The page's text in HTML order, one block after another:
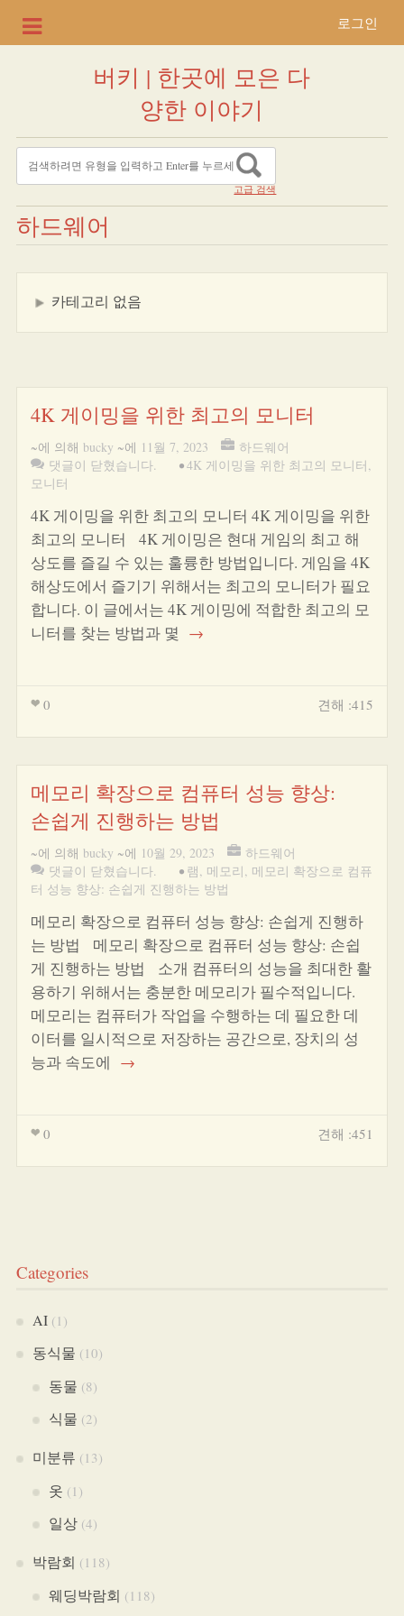
로그인
버키 | 한곳에 모은 다
양한 이야기
고급 검색
하드웨어
카테고리 없음
4K 게이밍을 위한 최고의 모니터
~에 의해 bucky ~에 11월 7, 2023
하드웨어
댓글이 닫혔습니다.
•4K 게이밍을 위한 최고의 모니터,
모니터
4K 게이밍을 위한 최고의 모니터 4K 게이밍을 위한
최고의 모니터 4K 게이밍은 현대 게임의 최고 해
상도를 즐길 수 있는 훌륭한 방법입니다. 게임을 4K
해상도에서 즐기기 위해서는 최고의 모니터가 필요
합니다. 이 글에서는 4K 게이밍에 적합한 최고의 모
니터를 찾는 방법과 몇 →
0 견해 :415
메모리 확장으로 컴퓨터 성능 향상:
손쉽게 진행하는 방법
~에 의해 bucky ~에 10월 29, 2023
하드웨어
댓글이 닫혔습니다.
• 램, 메모리, 메모리 확장으로 컴퓨
터 성능 향상: 손쉽게 진행하는 방법
메모리 확장으로 컴퓨터 성능 향상: 손쉽게 진행하
는 방법 메모리 확장으로 컴퓨터 성능 향상: 손쉽
게 진행하는 방법 소개 컴퓨터의 성능을 최대한 활
용하기 위해서는 충분한 메모리가 필수적입니다.
메모리는 컴퓨터가 작업을 수행하는 데 필요한 데
이터를 일시적으로 저장하는 공간으로, 장치의 성
능과 속도에 →
0 견해 :451
Categories
AI(1)
동식물 (10)
동물 (8)
식물 (2)
미분류 (13)
옷 (1)
일상(4)
박람회 (118)
웨딩박람회 (118)